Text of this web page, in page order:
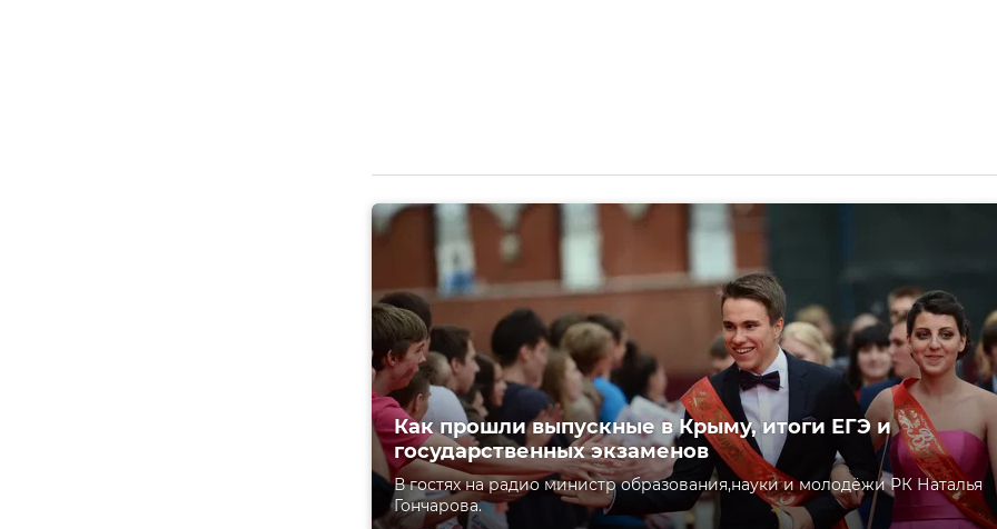
Как прошли выпускные в Крыму, итоги ЕГЭ и
государственных экзаменов
В гостях на радио министр образования,науки и молодёжи РК Наталья
Гончарова.